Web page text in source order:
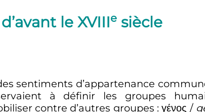
le XVIIIe siècle
sentiments d’appartenance
à définir les groupes
contre d’autres groupes :γένος /